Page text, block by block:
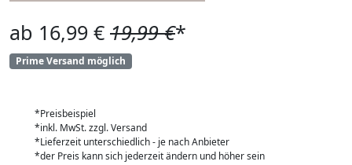
ab 16,99 € 19,99 €*
Prime Versand möglich
*Preisbeispiel
*inkl. MwSt. zzgl. Versand
*Lieferzeit unterschiedlich - je nach Anbieter
*der Preis kann sich jederzeit ändern und höher sein